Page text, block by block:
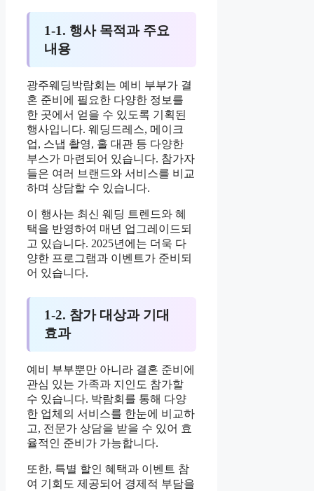
1-1. 행사 목적과 주요
내용
광주웨딩박람회는 예비 부부가 결
혼 준비에 필요한 다양한 정보를
한 곳에서 얻을 수 있도록 기획된
행사입니다. 웨딩드레스, 메이크
업, 스냅 촬영, 홀 대관 등 다양한
부스가 마련되어 있습니다. 참가자
들은 여러 브랜드와 서비스를 비교
하며 상담할 수 있습니다.
이 행사는 최신 웨딩 트렌드와 혜
택을 반영하여 매년 업그레이드되
고 있습니다. 2025년에는 더욱 다
양한 프로그램과 이벤트가 준비되
어 있습니다.
1-2. 참가 대상과 기대
효과
예비 부부뿐만 아니라 결혼 준비에
관심 있는 가족과 지인도 참가할
수 있습니다. 박람회를 통해 다양
한 업체의 서비스를 한눈에 비교하
고, 전문가 상담을 받을 수 있어 효
율적인 준비가 가능합니다.
또한, 특별 할인 혜택과 이벤트 참
여 기회도 제공되어 경제적 부담을